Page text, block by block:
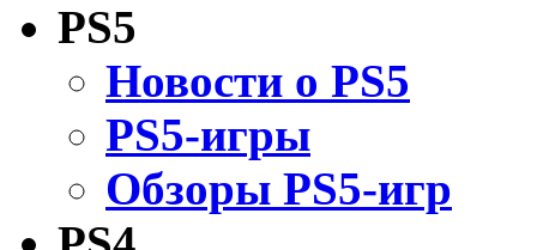
PS5
Новости о PS5
PS5-игры
Обзоры PS5-игр